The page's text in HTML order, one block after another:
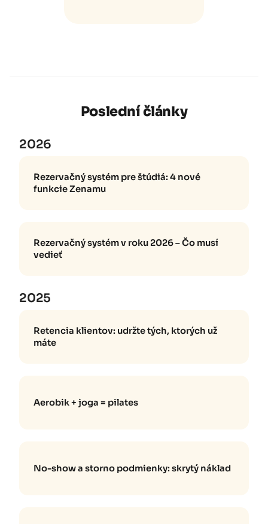
Poslední články
2026
Rezervačný systém pre štúdiá: 4 nové
funkcie Zenamu
Rezervačný systém v roku 2026 – Čo musí
vedieť
2025
Retencia klientov: udržte tých, ktorých už
máte
Aerobik + joga = pilates
No-show a storno podmienky: skrytý náklad